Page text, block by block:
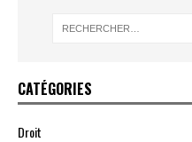
CATÉGORIES
Droit